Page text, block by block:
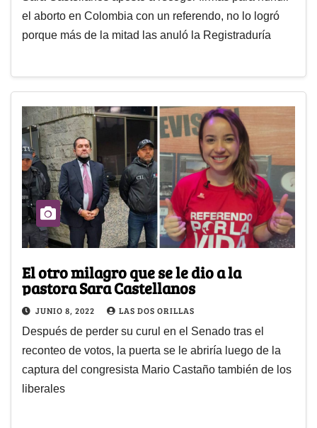
el aborto en Colombia con un referendo, no lo logró
porque más de la mitad las anuló la Registraduría
El otro milagro que se le dio a la
pastora Sara Castellanos
JUNIO 8, 2022 LAS DOS ORILLAS
Después de perder su curul en el Senado tras el
reconteo de votos, la puerta se le abriría luego de la
captura del congresista Mario Castaño también de los
liberales